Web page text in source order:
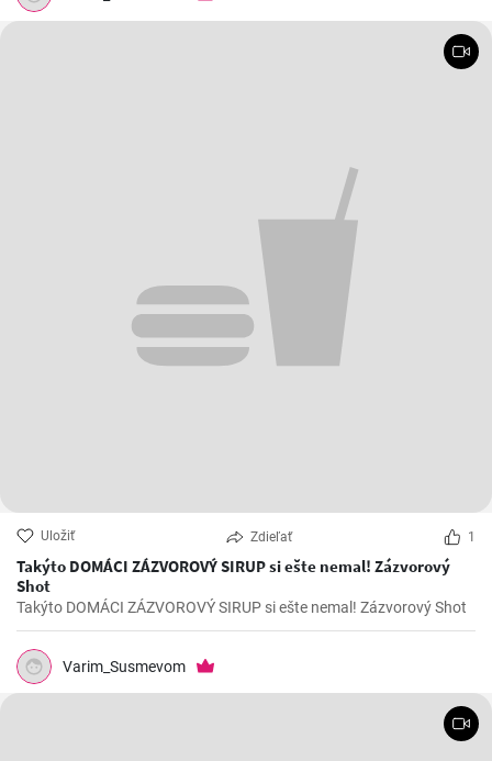
Uložiť Zdieľať 1
Takýto DOMÁCI ZÁZVOROVÝ SIRUP si ešte nemal! Zázvorový
Shot
Takýto DOMÁCI ZÁZVOROVÝ SIRUP si ešte nemal! Zázvorový Shot
Varim_Susmevom